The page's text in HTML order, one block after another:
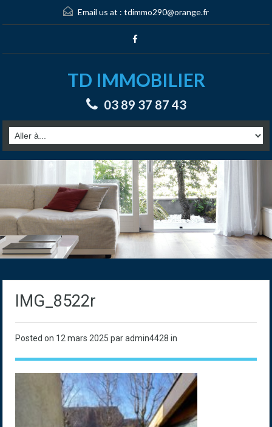
Email us at : tdimmo290@orange.fr
TD IMMOBILIER
03 89 37 87 43
IMG_8522r
Posted on 12 mars 2025 par admin4428 in